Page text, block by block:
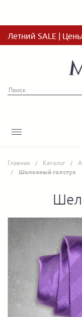
Летний SALE |
Главная Каталог
Шелковый галстук